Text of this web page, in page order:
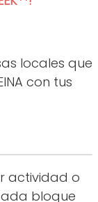
locales que
con tus
actividad o
bloque